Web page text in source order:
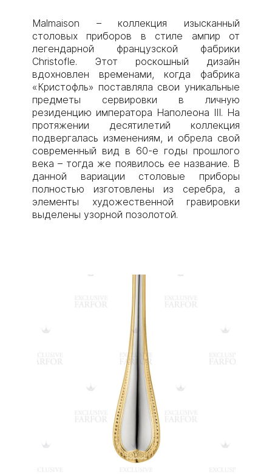
Malmaison – коллекция изысканный
столовых приборов в стиле ампир от
легендарной французской фабрики
Christofle. Этот роскошный дизайн
вдохновлен временами, когда фабрика
«Кристофль» поставляла свои уникальные
предметы сервировки в личную
резиденцию императора Наполеона III. На
протяжении десятилетий коллекция
подвергалась изменениям, и обрела свой
современный вид в 60-е годы прошлого
века – тогда же появилось ее название. В
данной вариации столовые приборы
полностью изготовлены из серебра, а
элементы художественной гравировки
выделены узорной позолотой.